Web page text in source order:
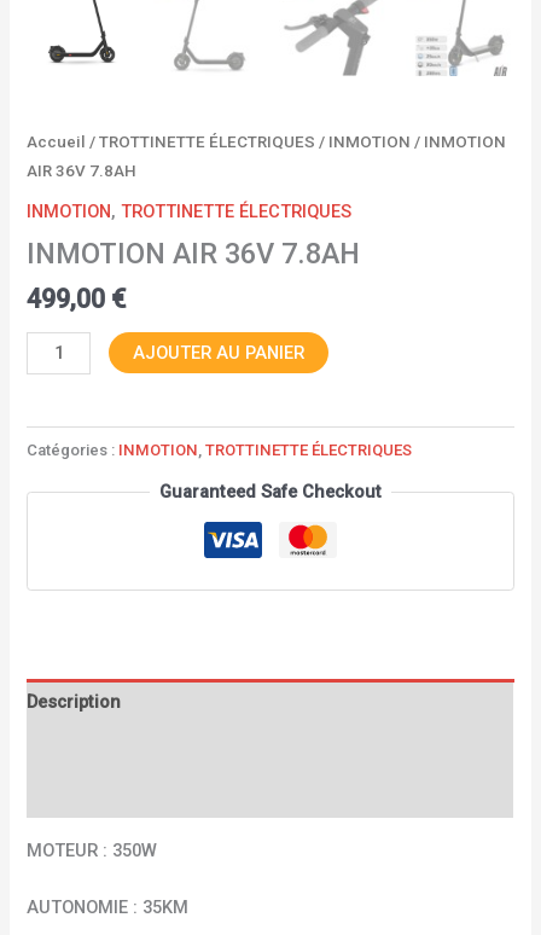
Accueil /TROTTINETTE ÉLECTRIQUES / INMOTION / INMOTION
AIR 36V 7.8AH
INMOTION,TROTTINETTE ÉLECTRIQUES
INMOTION AIR 36V 7.8AH
499,00 €
AJOUTER AU PANIER
Catégories : INMOTION ,TROTTINETTE ÉLECTRIQUES
Guaranteed Safe Checkout
Description
MOTEUR : 350W
AUTONOMIE : 35KM